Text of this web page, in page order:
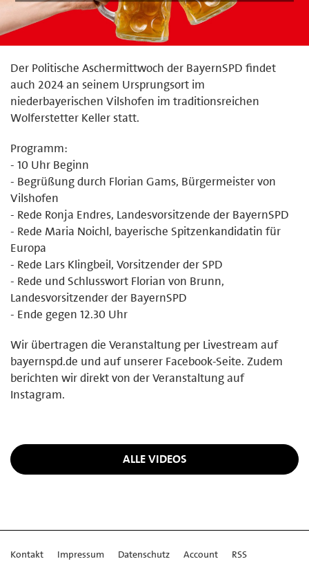
Der Politische Aschermittwoch der BayernSPD findet
auch 2024 an seinem Ursprungsort im
niederbayerischen Vilshofen im traditionsreichen
Wolferstetter Keller statt.
Programm:
- 10 Uhr Beginn
- Begrüßung durch Florian Gams, Bürgermeister von
Vilshofen
- Rede Ronja Endres, Landesvorsitzende der BayernSPD
- Rede Maria Noichl, bayerische Spitzenkandidatin für
Europa
- Rede Lars Klingbeil, Vorsitzender der SPD
- Rede und Schlusswort Florian von Brunn,
Landesvorsitzender der BayernSPD
- Ende gegen 12.30 Uhr
Wir übertragen die Veranstaltung per Livestream auf
bayernspd.de und auf unserer Facebook-Seite. Zudem
berichten wir direkt von der Veranstaltung auf
Instagram.
ALLE VIDEOS
Kontakt Impressum Datenschutz Account RSS